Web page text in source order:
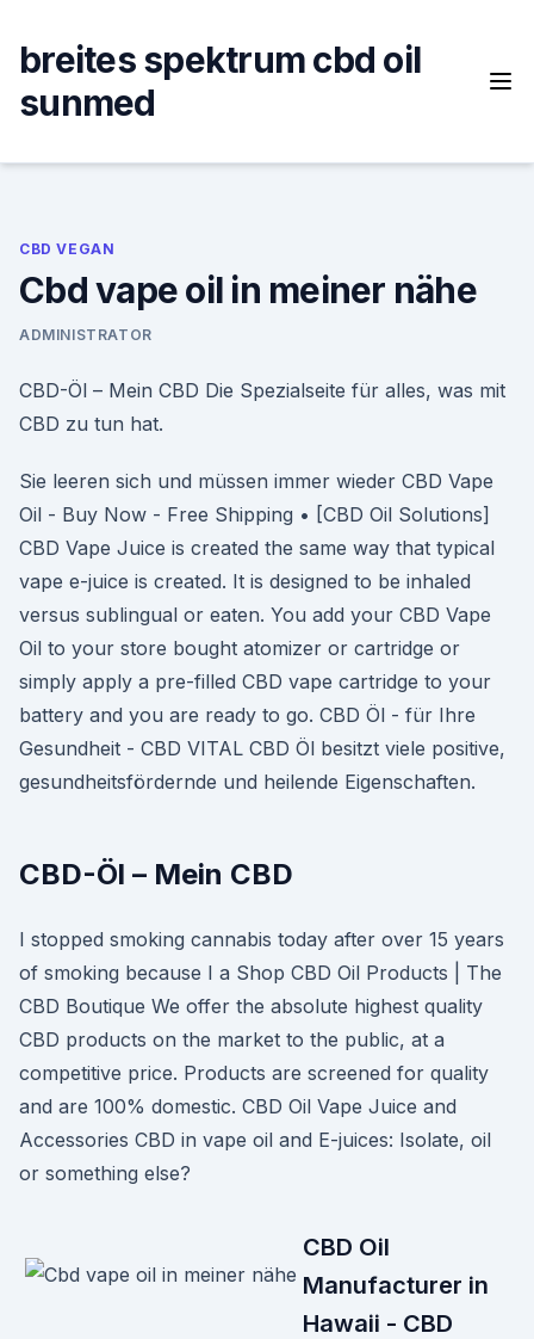
content
breites spektrum cbd oil
sunmed
CBD VEGAN
Cbd vape oil in meiner nähe
ADMINISTRATOR
CBD-Öl – Mein CBD Die Spezialseite für alles, was mit
CBD zu tun hat.
Sie leeren sich und müssen immer wieder CBD Vape
Oil - Buy Now - Free Shipping • [CBD Oil Solutions]
CBD Vape Juice is created the same way that typical
vape e-juice is created. It is designed to be inhaled
versus sublingual or eaten. You add your CBD Vape
Oil to your store bought atomizer or cartridge or
simply apply a pre-filled CBD vape cartridge to your
battery and you are ready to go. CBD Öl - für Ihre
Gesundheit - CBD VITAL CBD Öl besitzt viele positive,
gesundheitsfördernde und heilende Eigenschaften.
CBD-Öl – Mein CBD
I stopped smoking cannabis today after over 15 years
of smoking because I a Shop CBD Oil Products | The
CBD Boutique We offer the absolute highest quality
CBD products on the market to the public, at a
competitive price. Products are screened for quality
and are 100% domestic. CBD Oil Vape Juice and
Accessories CBD in vape oil and E-juices: Isolate, oil
or something else?
CBD Oil
Manufacturer in
Hawaii - CBD